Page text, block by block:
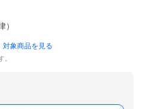
）
対象商品を見る
。